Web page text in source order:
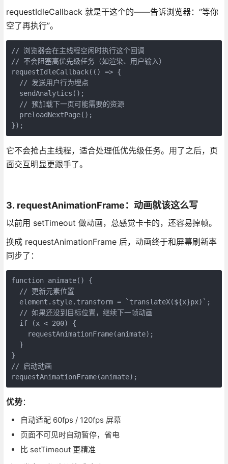
requestIdleCallback 就是干这个的——告诉浏览器：“等你
空了再执行”。
// 浏览器会在主线程空闲时执行这个回调
// 不会阻塞高优先级任务（如渲染、用户输入）
requestIdleCallback(() => {
// 发送用户行为埋点
sendAnalytics();
// 预加载下一页可能需要的资源
preloadNextPage();
});
它不会抢占主线程，适合处理低优先级任务。用了之后，页
面交互明显更跟手了。
3. requestAnimationFrame：动画就该这么写
以前用 setTimeout 做动画，总感觉卡卡的，还容易掉帧。
换成 requestAnimationFrame 后，动画终于和屏幕刷新率
同步了：
function animate() {
// 更新元素位置
element.style.transform = `translateX(${x}px)`;
// 如果还没到目标位置，继续下一帧动画
if (x < 200) {
requestAnimationFrame(animate);
}
}
// 启动动画
requestAnimationFrame(animate);
优势：
自动适配 60fps / 120fps 屏幕
页面不可见时自动暂停，省电
比 setTimeout 更精准